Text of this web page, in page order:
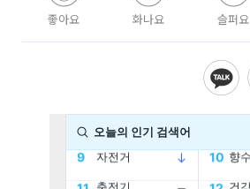
좋아요 화나요 슬퍼요